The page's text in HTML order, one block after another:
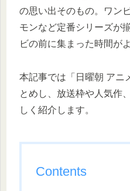
の思い出そのもの。ワン
モンなど定番シリーズが
ビの前に集まった時間が
本記事では「日曜朝 アニ
とめし、放送枠や人気作
しく紹介します。
Contents